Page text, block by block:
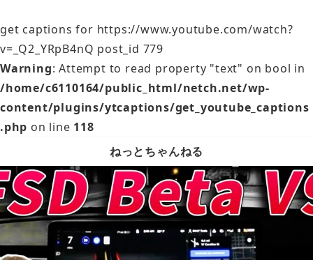
get captions for https://www.youtube.com/watch?
v=_Q2_YRpB4nQ post_id 779
Warning: Attempt to read property "text" on bool in
/home/c6110164/public_html/netch.net/wp-
content/plugins/ytcaptions/get_youtube_captions
.php on line 118
ねっとちゃんねる